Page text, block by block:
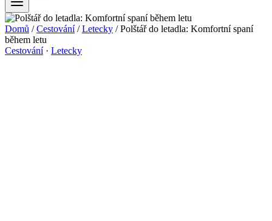
Domů / Cestování / Letecky / Polštář do letadla: Komfortní spaní
během letu
Cestování· Letecky